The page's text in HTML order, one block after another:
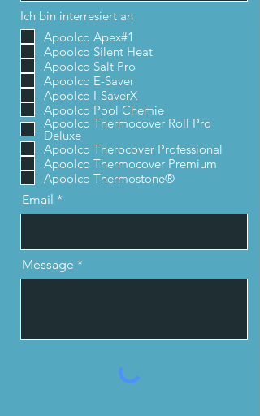
Ich bin interresiert an
Apoolco Apex#1
Apoolco Silent Heat
Apoolco Salt Pro
Apoolco E-Saver
Apoolco I-SaverX
Apoolco Pool Chemie
Apoolco Thermocover Roll Pro
Deluxe
Apoolco Therocover Professional
Apoolco Thermocover Premium
Apoolco Thermostone®
Email
Message